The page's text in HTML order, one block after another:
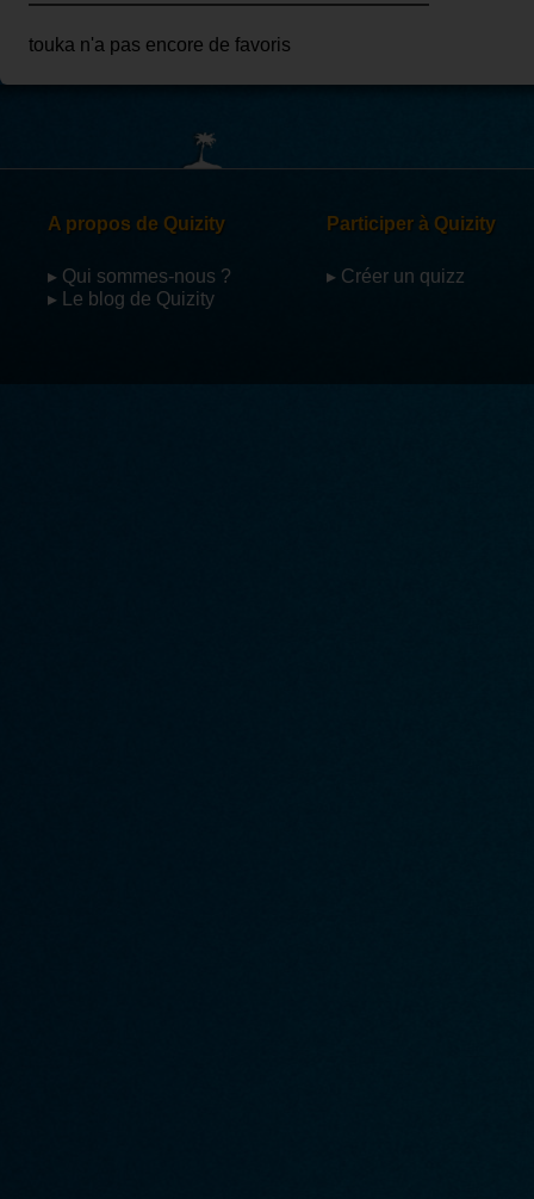
touka n'a pas encore de favoris
A propos de Quizity
▸ Qui sommes-nous ?
▸ Le blog de Quizity
Participer à Quizity
▸ Créer un quizz